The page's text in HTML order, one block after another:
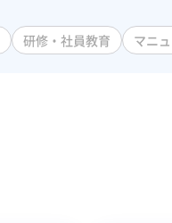
研修・社員教育 マニ